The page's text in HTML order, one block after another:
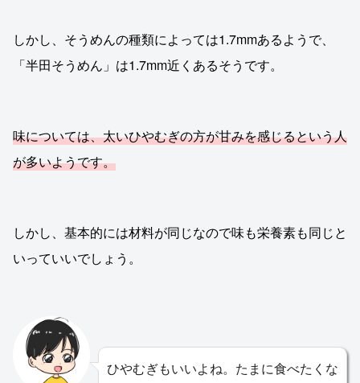
しかし、そうめんの種類によっては1.7mmあるようで、
「半田そうめん」は1.7mm近くあるそうです。
味については、太いひやむぎの方が甘みを感じるという人
が多いようです。
しかし、基本的には材料が同じなので味も栄養素も同じと
いっていいでしょう。
ひやむぎもいいよね。たまに食べたくな